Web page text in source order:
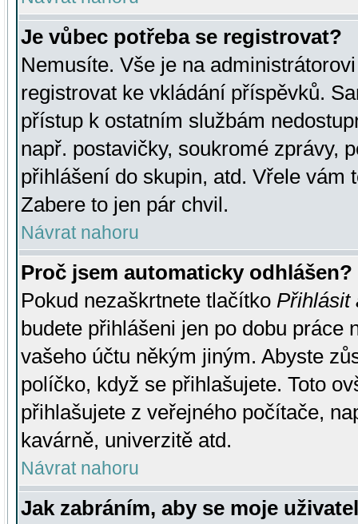
Je vůbec potřeba se registrovat?
Nemusíte. Vše je na
registrovat ke vkládání příspěvků.
přístup k ostatním službám
např. postavičky, soukromé zprávy,
přihlášení do skupin, atd. Vřele vám
Zabere to jen pár chvil.
Návrat nahoru
Proč jsem automaticky odhlášen?
Pokud nezaškrtnete tlačítko Přihlásit
budete přihlášeni jen po dobu práce
vašeho účtu někým jiným. Abyste
políčko, když se přihlašujete. Toto
přihlašujete z veřejného počítače,
kavárně, univerzitě atd.
Návrat nahoru
Jak zabráním, aby se moje